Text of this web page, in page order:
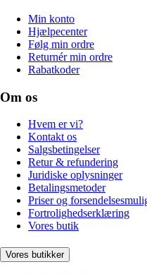
Min konto
Hjælpecenter
Følg min ordre
Returnér min ordre
Rabatkoder
Om os
Hvem er vi?
Kontakt os
Salgsbetingelser
Retur & refundering
Juridiske oplysninger
Betalingsmetoder
Priser og
Fortrolighedserklæring
Vores butik
Vores butikker